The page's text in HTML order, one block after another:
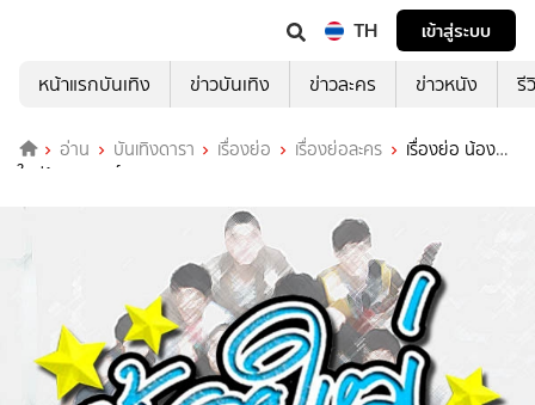
TH
เข้าสู่ระบบ
หน้าแรกบันเทิง
ข่าวบันเทิง ข่าวละคร ข่าวหนัง รี
อ่าน บันเทิงดารา เรื่องย่อ เรื่องย่อละคร
เรื่องย่อ น้อง
ใหม่ร้ายบริสุทธิ์